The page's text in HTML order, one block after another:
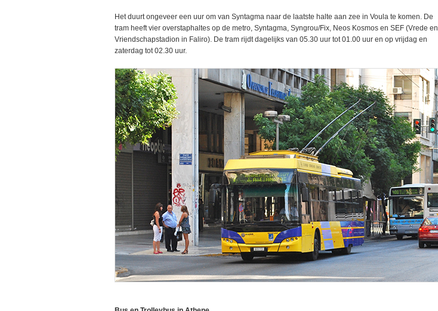
Het duurt ongeveer een uur om van Syntagma naar de laatste halte aan zee in Voula te komen. De
tram heeft vier overstaphaltes op de metro, Syntagma, Syngrou/Fix, Neos Kosmos en SEF (Vrede en
Vriendschapstadion in Faliro). De tram rijdt dagelijks van 05.30 uur tot 01.00 uur en op vrijdag en
zaterdag tot 02.30 uur.